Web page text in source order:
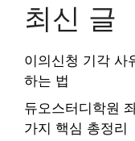
최신 글
이의신청 기각 사
하는 법
듀오스터디학원
가지 핵심 총정리